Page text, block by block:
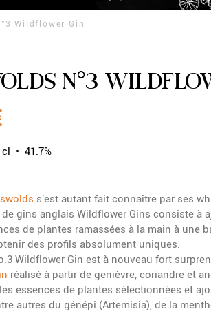
Wildflower Gin
N°3
cl 41.7%
s'est autant fait connaître par ses
de gins anglais Wildflower Gins consiste à
de plantes ramassées à la main à une
des profils absolument uniques.
Wildflower Gin est à nouveau fort
réalisé à partir de genièvre, coriandre et
essences de plantes sélectionnées et
autres du génépi (Artemisia), de la